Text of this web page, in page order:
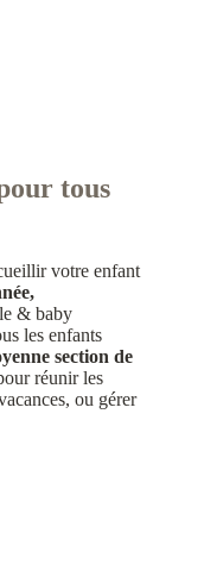
tous
votre enfant
& baby
les enfants
section de
réunir les
ou gérer